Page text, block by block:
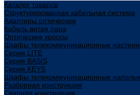
Каталог товаров
Структурированная кабельная система
Адаптеры оптические
Кабель витая пара
Оптические кроссы
Шкафы телекоммуникационные
Cерия LITE
Cерия BASIS
Cерия KEYS
Шкафы телекоммуникационные
Разборная конструкция
Сварная конструкция